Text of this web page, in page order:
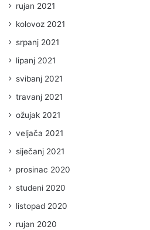
rujan 2021
kolovoz 2021
srpanj 2021
lipanj 2021
svibanj 2021
travanj 2021
ožujak 2021
veljača 2021
siječanj 2021
prosinac 2020
studeni 2020
listopad 2020
rujan 2020